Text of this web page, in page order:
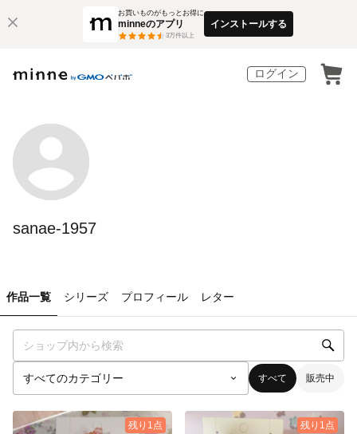
お買いものがもっとお得に
minneのアプリ
3万件以上
インストールする
ログイン
sanae-1957
作品一覧 シリーズ プロフィール レター
すべて 販売中
残り1点 残り1点